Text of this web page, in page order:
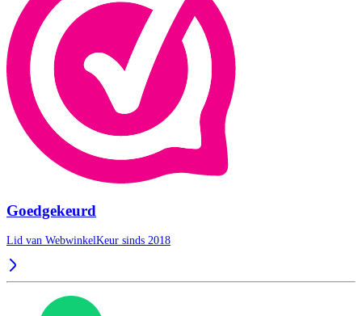
Goedgekeurd
Lid van WebwinkelKeur sinds 2018